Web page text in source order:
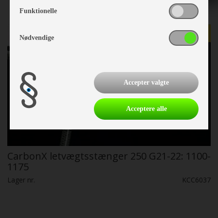
CarbonX letvægtsstænger 250 G21-22: 1100-
1175
Lager nr. KCC6037
Funktionelle
Nødvendige
Accepter valgte
Acceptere alle